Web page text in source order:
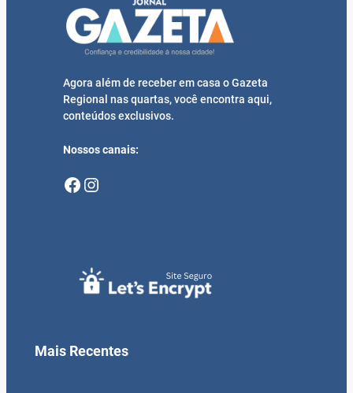
Agora além de receber em casa o Gazeta
Regional nas quartas, você encontra aqui,
conteúdos exclusivos.
Nossos canais:
Facebook Instagram
Mais Recentes